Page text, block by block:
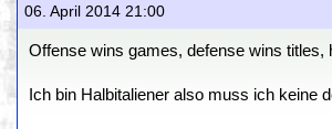
06. April 2014 21:00
Offense wins games, defense wins
Ich bin Halbitaliener also muss ich keine